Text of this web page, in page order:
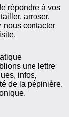
répondre à vos
arroser,
nous contacter
une lettre
infos,
de la pépinière.